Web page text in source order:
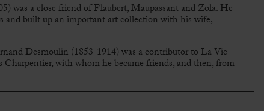
was a close friend of Flaubert, Maupassant and Zola. He
and built up an important art collection with his wife,
Desmoulin (1853-1914) was a contributor to La Vie
Charpentier, with whom he became friends, and then, from